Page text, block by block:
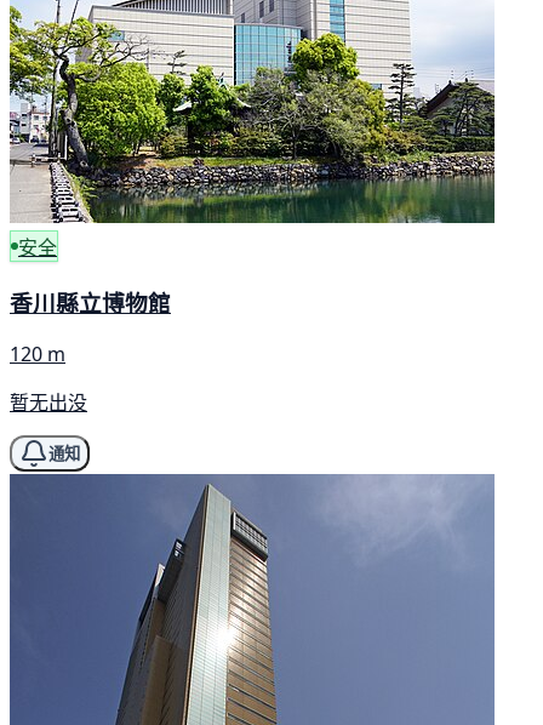
安全
香川縣立博物館
120 m
暂无出没
通知